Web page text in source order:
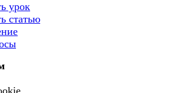
урок
статью